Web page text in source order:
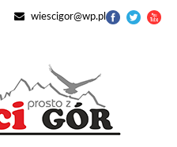
wiescigor@wp.pl